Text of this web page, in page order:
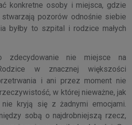
konkretne osoby i miejsca, gdzie
pozorów odnośnie siebie
byłby to szpital i rodzice małych
zdecydowanie nie miejsce na
w znacznej większości
i ani przez moment nie
w której nieważne, jak
kryją się z żadnymi emocjami.
sobą o najdrobniejszą rzecz,